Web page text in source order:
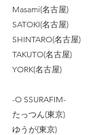
Masami(名古屋)
SATOKI(名古屋)
SHINTARO(名古屋)
TAKUTO(名古屋)
YORK(名古屋)
-O SSURAFIM-
たっつん(東京)
ゆうが(東京)